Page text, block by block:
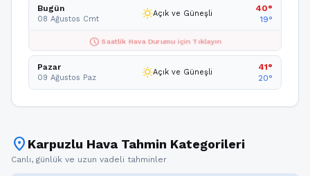
Bugün
08 Ağustos Cmt wb_sunnyAçık ve Güneşli
40°
19°
schedule Saatlik Hava Durumu için Tıklayın
Pazar
09 Ağustos Paz wb_sunnyAçık ve Güneşli
41°
20°
location_on Karpuzlu Hava Tahmin Kategorileri
Canlı, günlük ve uzun vadeli tahminler